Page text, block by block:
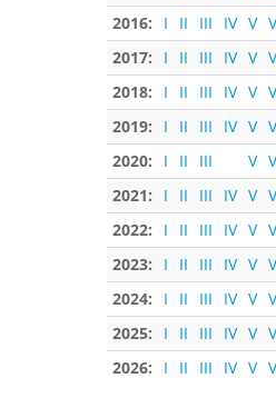
2016:
I II III IV V
2017:
I II III IV V
2018:
I II III IV V
2019:
I II III IV V
2020:
I II III V
2021:
I II III IV V
2022:
I II III IV V
2023:
I II III IV V
2024:
I II III IV V
2025:
I II III IV V
2026:
I II III IV V